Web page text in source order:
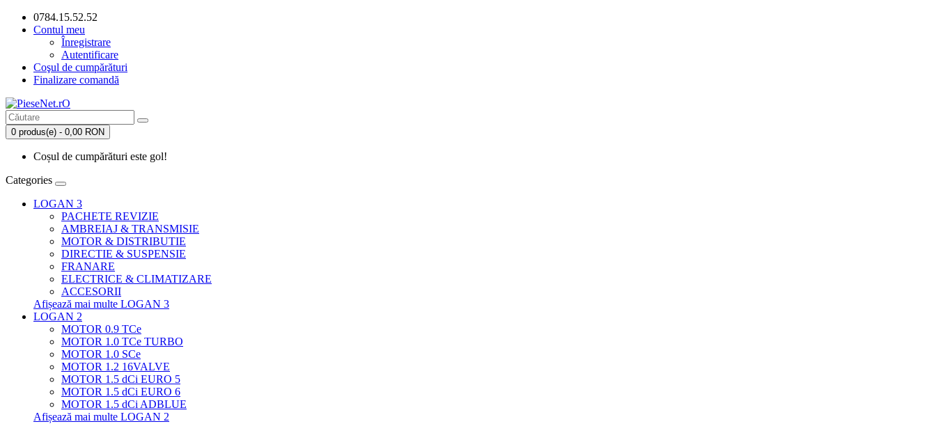
0784.15.52.52
Contul meu
Înregistrare
Autentificare
Coşul de cumpărături
Finalizare comandă
0 produs(e) - 0,00 RON
Coșul de cumpărături este gol!
Categories
LOGAN 3
PACHETE REVIZIE
AMBREIAJ & TRANSMISIE
MOTOR & DISTRIBUTIE
DIRECTIE & SUSPENSIE
FRANARE
ELECTRICE & CLIMATIZARE
ACCESORII
Afișează mai multe LOGAN 3
LOGAN 2
MOTOR 0.9 TCe
MOTOR 1.0 TCe TURBO
MOTOR 1.0 SCe
MOTOR 1.2 16VALVE
MOTOR 1.5 dCi EURO 5
MOTOR 1.5 dCi EURO 6
MOTOR 1.5 dCi ADBLUE
Afișează mai multe LOGAN 2